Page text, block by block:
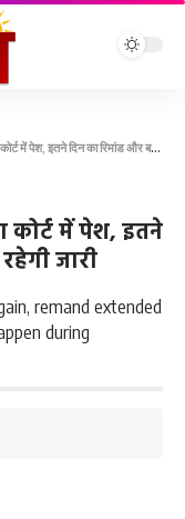
दिन का रिमांड और बढ़ा, पूछताछ रहेगी जारी
कोर्ट में पेश, इतने
जारी
remand extended
during